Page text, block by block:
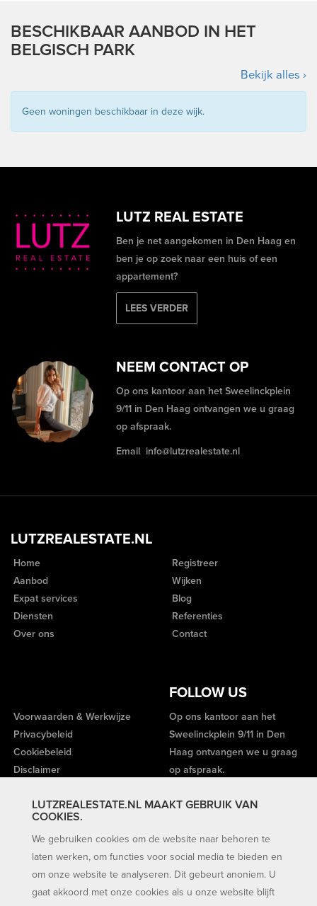
LUTZREALESTATE.NL MAAKT GEBRUIK VAN
COOKIES.
We gebruiken cookies om de website naar behoren te
laten werken, om functies voor social media te bieden en
om onze website te analyseren. Dit gebeurt anoniem. U
gaat akkoord met onze cookies als u onze website blijft
BESCHIKBAAR AANBOD IN HET
BELGISCH PARK
Bekijk alles ›
Geen woningen beschikbaar in deze wijk.
LUTZ REAL ESTATE
Ben je net aangekomen in Den Haag en
ben je op zoek naar een huis of een
appartement?
LEES VERDER
NEEM CONTACT OP
Op ons kantoor aan het Sweelinckplein
9/11 in Den Haag ontvangen we u graag
op afspraak.
Email info@lutzrealestate.nl
LUTZREALESTATE.NL
Home
Aanbod
Expat services
Diensten
Over ons
Registreer
Wijken
Blog
Referenties
Contact
FOLLOW US
Voorwaarden & Werkwijze
Privacybeleid
Cookiebeleid
Disclaimer
Op ons kantoor aan het
Sweelinckplein 9/11 in Den
Haag ontvangen we u graag
op afspraak.